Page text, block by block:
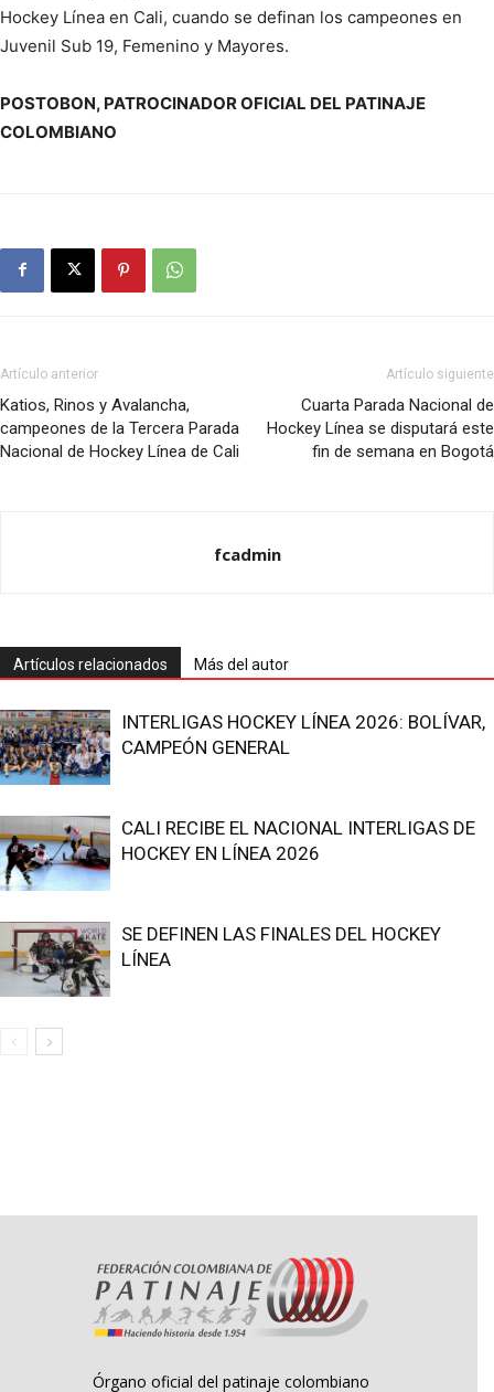
Hockey Línea en Cali, cuando se definan los campeones en
Juvenil Sub 19, Femenino y Mayores.
POSTOBON, PATROCINADOR OFICIAL DEL PATINAJE
COLOMBIANO
Artículo anterior
Katios, Rinos y Avalancha,
campeones de la Tercera Parada
Nacional de Hockey Línea de Cali
Artículo siguiente
Cuarta Parada Nacional de
Hockey Línea se disputará este
fin de semana en Bogotá
fcadmin
Artículos relacionados Más del autor
INTERLIGAS HOCKEY LÍNEA 2026: BOLÍVAR,
CAMPEÓN GENERAL
CALI RECIBE EL NACIONAL INTERLIGAS DE
HOCKEY EN LÍNEA 2026
SE DEFINEN LAS FINALES DEL HOCKEY
LÍNEA
Órgano oficial del patinaje colombiano